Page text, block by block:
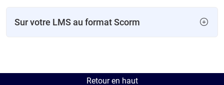
Sur votre LMS au format Scorm
Retour en haut